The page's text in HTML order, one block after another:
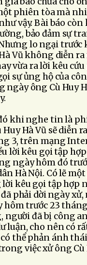
phiên tòa mà
vậy. Bài báo còn
bảo đảm sự
lo ngại trước
Vũ không diễn
vừa ra lời kêu cứu
sự ủng hộ của
ngày ông Cù Huy
khi nghe tin là
Huy Hà Vũ sẽ diễn
3, trên mạng
lời kêu gọi tập
ngày hôm đó
Hà Nội. Có lẽ
kêu gọi tập hợp
phải dời ngày xử,
hôm trước 23
người đã bị công
luận, cho nên có
thể phản ánh
việc xử ông Cù